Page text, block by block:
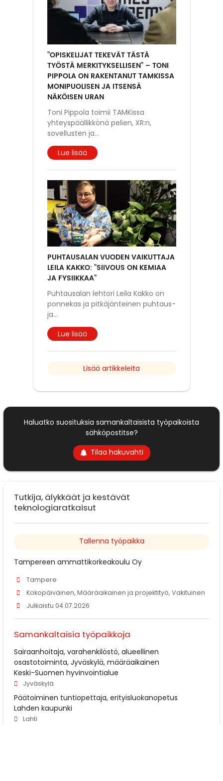
”OPISKELIJAT TEKEVÄT TÄSTÄ
TYÖSTÄ MERKITYKSELLISEN” – TONI
PIPPOLA ON RAKENTANUT TAMKISSA
MONIPUOLISEN JA ITSENSÄ
NÄKÖISEN URAN
Toni Pippola toimii TAMKissa
yhteyspäällikkönä pelien, XR:n,
sovellusten ja...
Lue lisää
PUHTAUSALAN VUODEN VAIKUTTAJA
LEILA KAKKO: ”SIIVOUS ON KEMIAA
JA FYSIIKKAA”
Puhtausalan lehtori Leila Kakko on
ponnekas ja pitkäjänteinen puhtaus-
ja...
Lue lisää
Lisää artikkeleita
Haluatko suosituksia samankaltaisista työpaikoista
sähköpostitse?
Tilaa hakuvahti
Tutkija, älykkäät ja kestävät
teknologiaratkaisut
Tallenna työpaikka
Tampereen ammattikorkeakoulu Oy
Tampere
Kokopäiväinen, Määräaikainen ja projektityö, Vakituinen
Julkaistu 04.07.2026
Samankaltaisia työpaikkoja
Sairaanhoitaja, varahenkilöstö, alueellinen
osastotoiminta, Jyväskylä, määräaikainen
Keski-Suomen hyvinvointialue
Jyväskylä
Päätoiminen tuntiopettaja, erityisluokanopetus
Lahden kaupunki
Lahti